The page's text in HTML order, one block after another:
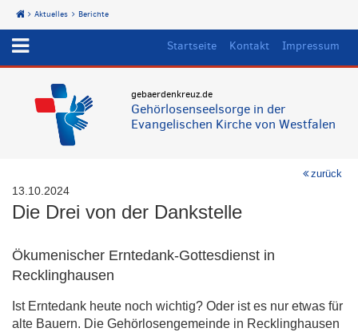
Start
Aktuelles Berichte
Startseite Kontakt Impressum
gebaerdenkreuz.de
Gehörlosenseelsorge in der
Evangelischen Kirche von Westfalen
zurück
13.10.2024
Die Drei von der Dankstelle
Ökumenischer Erntedank-Gottesdienst in
Recklinghausen
Ist Erntedank heute noch wichtig? Oder ist es nur etwas für
alte Bauern. Die Gehörlosengemeinde in Recklinghausen